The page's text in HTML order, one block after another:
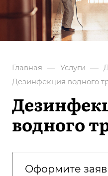
Главная — Услуги —
Дезинфекция водного
водного
Оформите